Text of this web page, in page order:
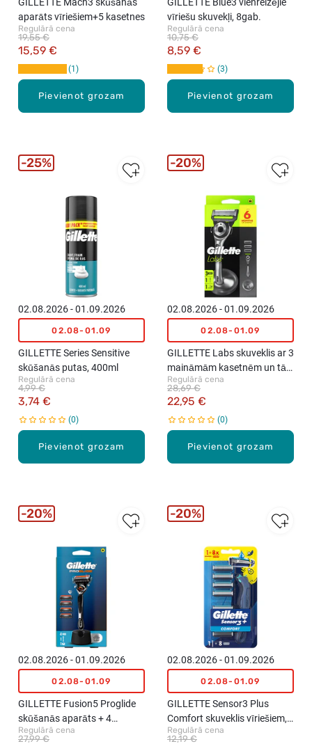
Pievienot grozam
aparāts vīriešiem+5 kasetnes
Regulārā cena
15,59 €
19,55 €
1
Pievienot grozam
vīriešu skuvekļi, 8gab.
Regulārā cena
8,59 €
10,75 €
3
Pievienot grozam
02.08.2026 - 01.09.2026
02.08-01.09
GILLETTE Series Sensitive
skūšanās putas, 400ml
Regulārā cena
3,74 €
4,99 €
0
25%
Pievienot grozam
02.08.2026 - 01.09.2026
02.08-01.09
GILLETTE Labs skuveklis ar 3
maināmām kasetnēm un tā
turētājs
Regulārā cena
22,95 €
28,69 €
0
20%
02.08.2026 - 01.09.2026
02.08-01.09
GILLETTE Fusion5 Proglide
skūšanās aparāts + 4
kasetnes
Regulārā cena
27,99 €
20%
02.08.2026 - 01.09.2026
02.08-01.09
GILLETTE Sensor3 Plus
Comfort skuveklis vīriešiem,
+ 8 kasetnes
Regulārā cena
12,19 €
20%